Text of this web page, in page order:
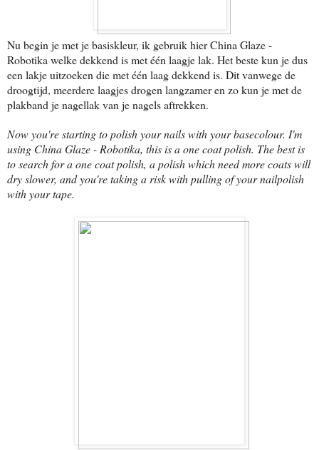
Nu begin je met je basiskleur, ik gebruik hier China Glaze -
Robotika welke dekkend is met één laagje lak. Het beste kun je dus
een lakje uitzoeken die met één laag dekkend is. Dit vanwege de
droogtijd, meerdere laagjes drogen langzamer en zo kun je met de
plakband je nagellak van je nagels aftrekken.
Now you're starting to polish your nails with your basecolour. I'm
using China Glaze - Robotika, this is a one coat polish. The best is
to search for a one coat polish, a polish which need more coats will
dry slower, and you're taking a risk with pulling of your nailpolish
with your tape.